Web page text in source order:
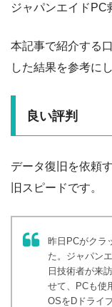
ジャパンエイドPC
本記事で紹介する
した結果を参考に
良い評判
データ復旧を依頼
旧スピードです。
昨日PCがクラ
た。ジャパン
日技術者が来
せて、PCも使
OSをDドライ